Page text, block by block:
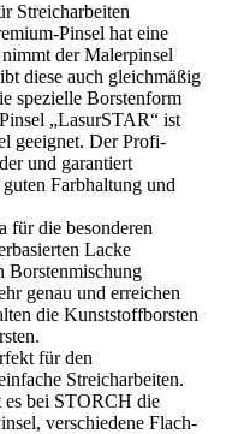
Streicharbeiten
Pinsel hat eine
der Malerpinsel
diese auch gleichmäßig
spezielle Borstenform
„LasurSTAR“ ist
geeignet. Der Profi-
und garantiert
Farbhaltung und
für die besonderen
Lacke
Borstenmischung
genau und erreichen
die Kunststoffborsten
für den
Streicharbeiten.
es bei STORCH die
verschiedene Flach-